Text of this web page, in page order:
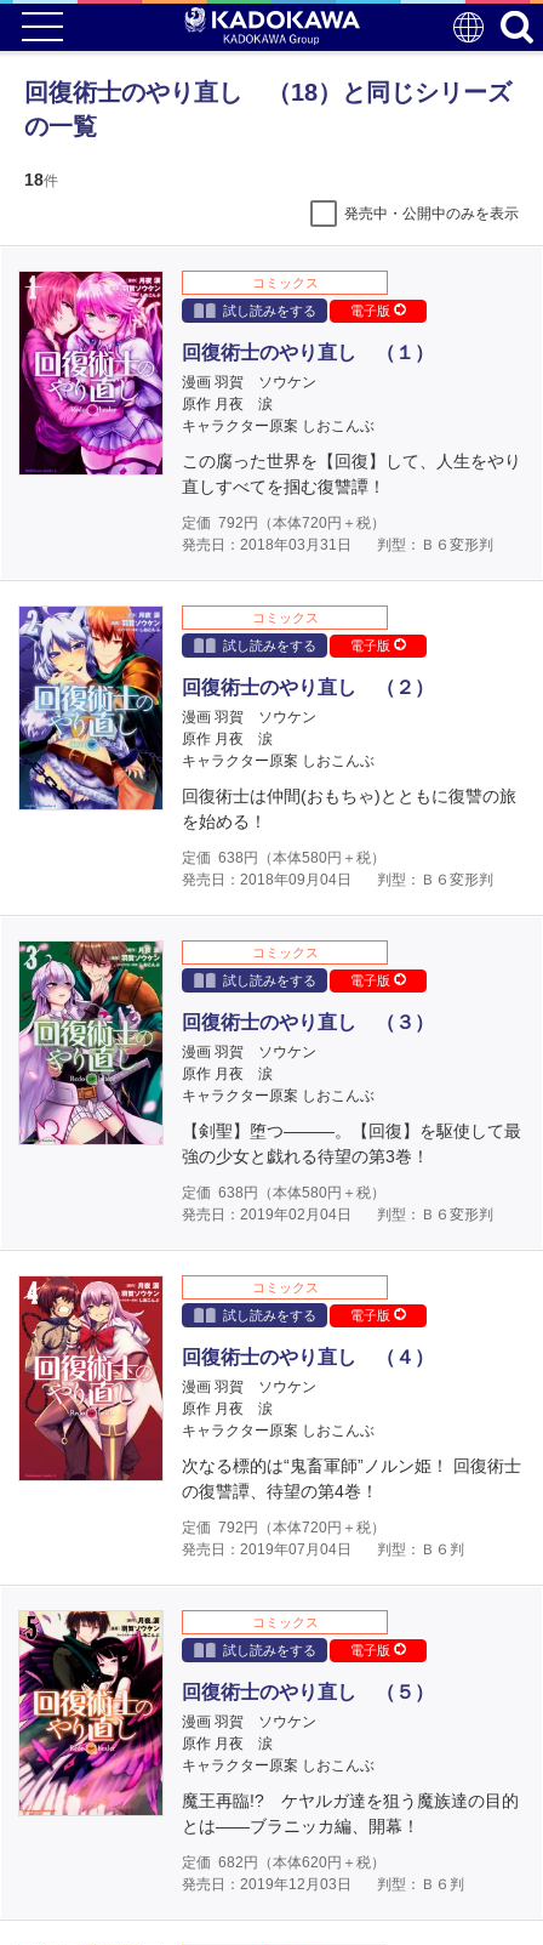
回復術士のやり直し （18）と同じシリーズ
の一覧
18件
発売中・公開中のみを表示
コミックス
試し読みをする
電子版
回復術士のやり直し （１）
漫画 羽賀 ソウケン
原作 月夜 涙
キャラクター原案 しおこんぶ
この腐った世界を【回復】して、人生をやり
直しすべてを掴む復讐譚！
定価 792 円（本体720円＋税）
発売日：2018年03月31日
判型：Ｂ６変形判
コミックス
試し読みをする
電子版
回復術士のやり直し （２）
漫画 羽賀 ソウケン
原作 月夜 涙
キャラクター原案 しおこんぶ
回復術士は仲間(おもちゃ)とともに復讐の旅
を始める！
定価 638 円（本体580円＋税）
発売日：2018年09月04日
判型：Ｂ６変形判
コミックス
試し読みをする
電子版
回復術士のやり直し （３）
漫画 羽賀 ソウケン
原作 月夜 涙
キャラクター原案 しおこんぶ
【剣聖】堕つ―――。【回復】を駆使して最
強の少女と戯れる待望の第3巻！
定価 638 円（本体580円＋税）
発売日：2019年02月04日
判型：Ｂ６変形判
コミックス
試し読みをする
電子版
回復術士のやり直し （４）
漫画 羽賀 ソウケン
原作 月夜 涙
キャラクター原案 しおこんぶ
次なる標的は“鬼畜軍師”ノルン姫！ 回復術士
の復讐譚、待望の第4巻！
定価 792 円（本体720円＋税）
発売日：2019年07月04日
判型：Ｂ６判
コミックス
試し読みをする
電子版
回復術士のやり直し （５）
漫画 羽賀 ソウケン
原作 月夜 涙
キャラクター原案 しおこんぶ
魔王再臨!? ケヤルガ達を狙う魔族達の目的
とは――ブラニッカ編、開幕！
定価 682 円（本体620円＋税）
発売日：2019年12月03日
判型：Ｂ６判